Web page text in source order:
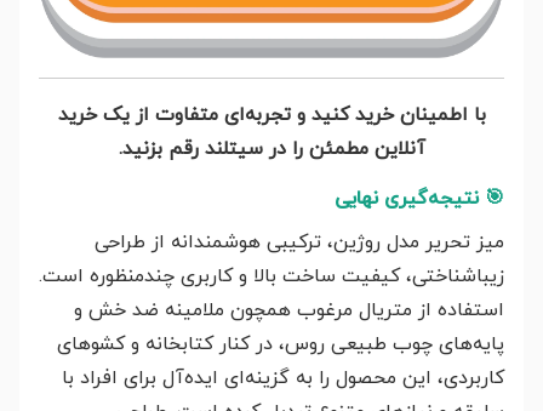
با اطمینان خرید کنید و تجربه‌ای متفاوت از یک خرید
آنلاین مطمئن را در سیتلند رقم بزنید.
🎯 نتیجه‌گیری نهایی
میز تحریر مدل روژین، ترکیبی هوشمندانه از طراحی
زیباشناختی، کیفیت ساخت بالا و کاربری چندمنظوره است.
استفاده از متریال مرغوب همچون ملامینه ضد خش و
پایه‌های چوب طبیعی روس، در کنار کتابخانه‌ و کشوهای
کاربردی، این محصول را به گزینه‌ای ایده‌آل برای افراد با